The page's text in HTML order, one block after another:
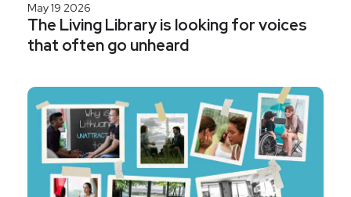
May 19 2026
The Living Library is looking for voices
that often go unheard